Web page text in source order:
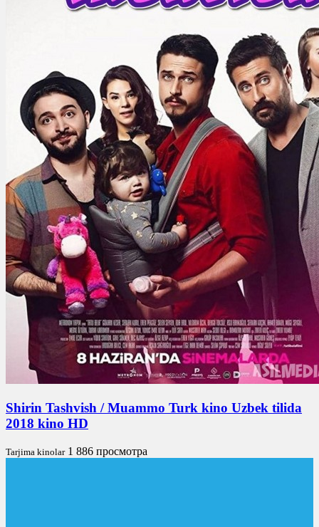
Shirin Tashvish / Muammo Turk kino Uzbek tilida
2018 kino HD
Tarjima kinolar 1 886 просмотра